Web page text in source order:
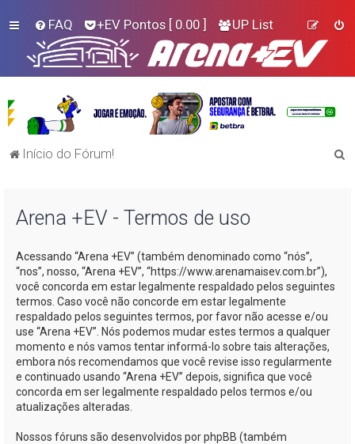
FAQ +EV Pontos [ 0.00 ] UP List
Início do Fórum!
Arena +EV - Termos de uso
Acessando “Arena +EV” (também denominado como “nós”,
“nos”, nosso, “Arena +EV”, “https://www.arenamaisev.com.br”),
você concorda em estar legalmente respaldado pelos seguintes
termos. Caso você não concorde em estar legalmente
respaldado pelos seguintes termos, por favor não acesse e/ou
use “Arena +EV”. Nós podemos mudar estes termos a qualquer
momento e nós vamos tentar informá-lo sobre tais alterações,
embora nós recomendamos que você revise isso regularmente
e continuado usando “Arena +EV” depois, significa que você
concorda em ser legalmente respaldado pelos termos e/ou
atualizações alteradas.
Nossos fóruns são desenvolvidos por phpBB (também